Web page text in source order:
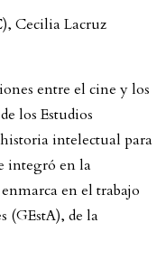
Cecilia Lacruz
entre el cine y los
los Estudios
intelectual para
integró en la
en el trabajo
(GEstA), de la